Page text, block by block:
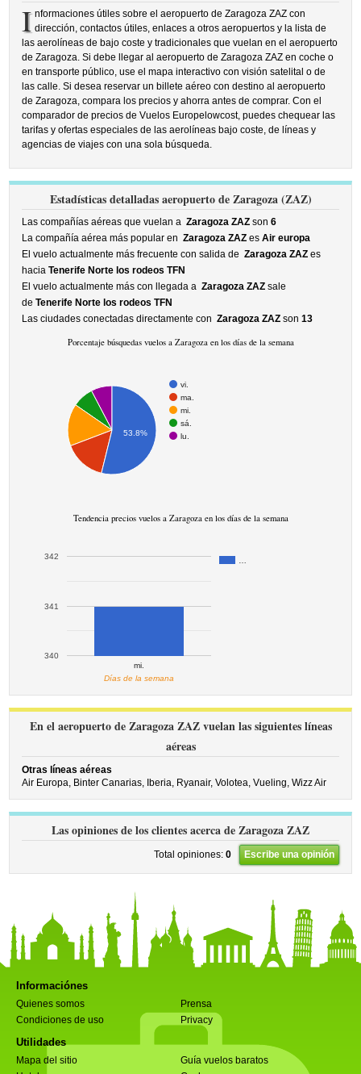
I nformaciones útiles sobre el aeropuerto de Zaragoza ZAZ con
dirección, contactos útiles, enlaces a otros aeropuertos y la lista de
las aerolíneas de bajo coste y tradicionales que vuelan en el aeropuerto
de Zaragoza. Si debe llegar al aeropuerto de Zaragoza ZAZ en coche o
en transporte público, use el mapa interactivo con visión satelital o de
las calle. Si desea reservar un billete aéreo con destino al aeropuerto
de Zaragoza, compara los precios y ahorra antes de comprar. Con el
comparador de precios de Vuelos Europelowcost, puedes chequear las
tarifas y ofertas especiales de las aerolíneas bajo coste, de líneas y
agencias de viajes con una sola búsqueda.
Estadísticas detalladas aeropuerto de Zaragoza (ZAZ)
Las compañías aéreas que vuelan a Zaragoza ZAZ son6
La compañía aérea más popular en Zaragoza ZAZ esAir europa
El vuelo actualmente más frecuente con salida de Zaragoza ZAZ es
haciaTenerife Norte los rodeos TFN
El vuelo actualmente más con llegada a Zaragoza ZAZ sale
deTenerife Norte los rodeos TFN
Las ciudades conectadas directamente con Zaragoza ZAZ son13
Porcentaje búsquedas vuelos a Zaragoza en los días de la semana
vi.
ma.
mi.
sá.
lu.
53.8%
Tendencia precios vuelos a Zaragoza en los días de la semana
mi.
340
341
342
Días de la semana
En el aeropuerto de Zaragoza ZAZ vuelan las siguientes líneas
aéreas
Otras líneas aéreas
Air Europa, Binter Canarias, Iberia, Ryanair,Volotea,Vueling,Wizz Air
Las opiniones de los clientes acerca de Zaragoza ZAZ
Total opiniones: 0 Escribe una opinión
Informaciónes
Quienes somos
Prensa
Condiciones de uso
Privacy
Utilidades
Mapa del sitio
Guía vuelos baratos